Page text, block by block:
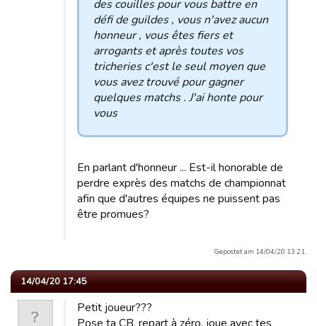
des couilles pour vous battre en
défi de guildes , vous n'avez aucun
honneur , vous êtes fiers et
arrogants et après toutes vos
tricheries c'est le seul moyen que
vous avez trouvé pour gagner
quelques matchs . J'ai honte pour
vous
En parlant d'honneur ... Est-il honorable de
perdre exprès des matchs de championnat
afin que d'autres équipes ne puissent pas
être promues?
Gepostet am 14/04/20 13:21.
14/04/20 17:45
Petit joueur???